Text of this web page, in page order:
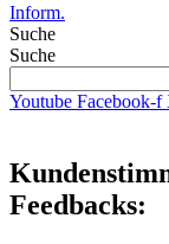
Inform.
Suche
Suche
Youtube Facebook-f
Feedbacks: